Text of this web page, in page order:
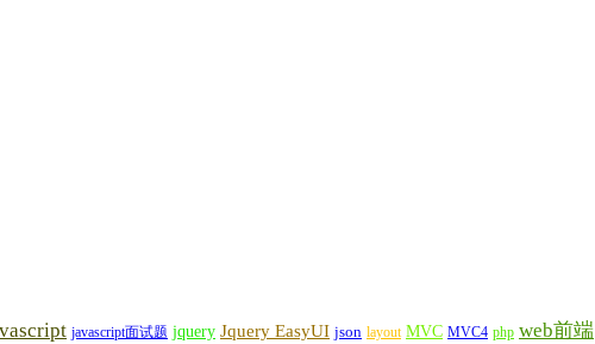
javascript面试题 jquery Jquery EasyUI json layout MVC MVC4 php web前端